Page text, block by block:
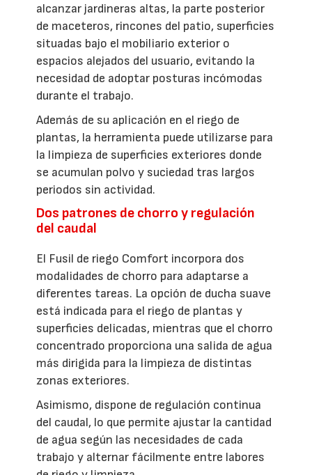
alcanzar jardineras altas, la parte posterior
de maceteros, rincones del patio, superficies
situadas bajo el mobiliario exterior o
espacios alejados del usuario, evitando la
necesidad de adoptar posturas incómodas
durante el trabajo.
Además de su aplicación en el riego de
plantas, la herramienta puede utilizarse para
la limpieza de superficies exteriores donde
se acumulan polvo y suciedad tras largos
periodos sin actividad.
Dos patrones de chorro y regulación
del caudal
El Fusil de riego Comfort incorpora dos
modalidades de chorro para adaptarse a
diferentes tareas. La opción de ducha suave
está indicada para el riego de plantas y
superficies delicadas, mientras que el chorro
concentrado proporciona una salida de agua
más dirigida para la limpieza de distintas
zonas exteriores.
Asimismo, dispone de regulación continua
del caudal, lo que permite ajustar la cantidad
de agua según las necesidades de cada
trabajo y alternar fácilmente entre labores